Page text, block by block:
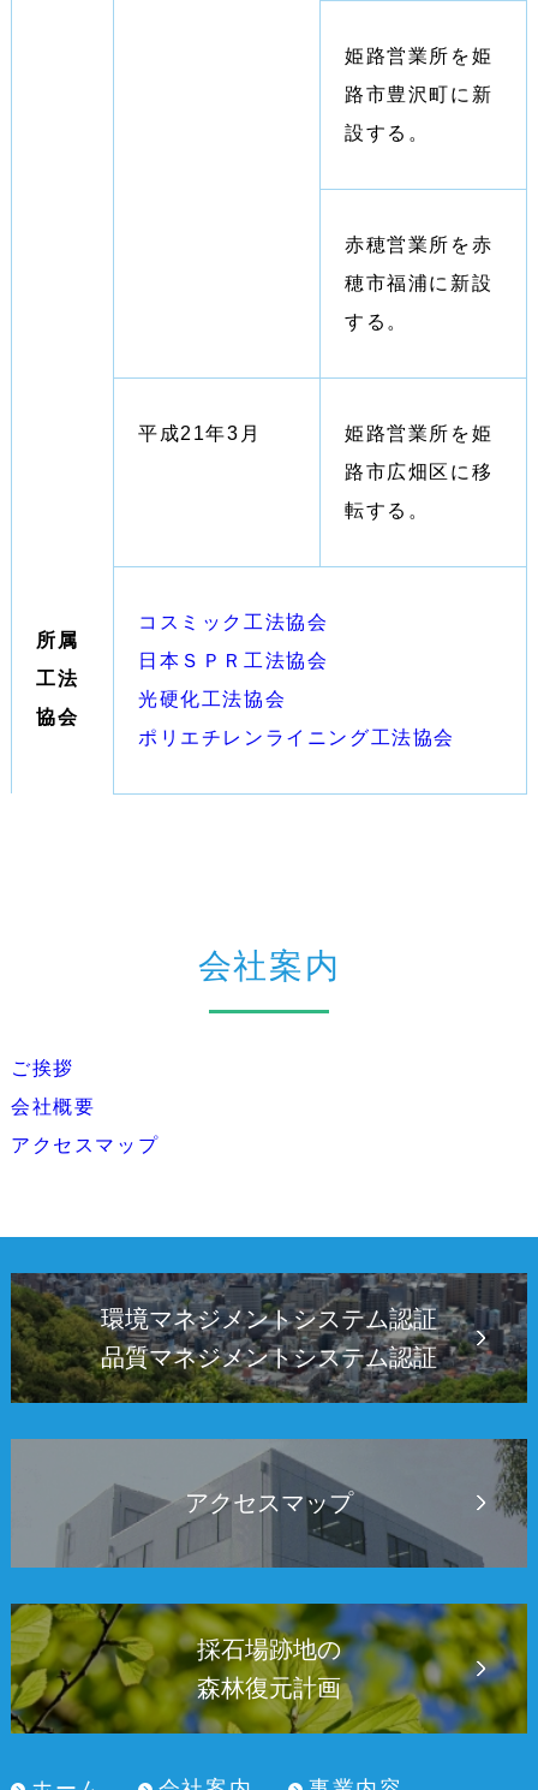
姫路営業所を姫
路市豊沢町に新
設する。
赤穂営業所を赤
穂市福浦に新設
する。
平成21年3月
姫路営業所を姫
路市広畑区に移
転する。
所属
工法
協会
コスミック工法協会
日本ＳＰＲ工法協会
光硬化工法協会
ポリエチレンライニング工法協会
会社案内
ご挨拶
会社概要
アクセスマップ
環境マネジメントシステム認証
品質マネジメントシステム認証
アクセスマップ
採石場跡地の
森林復元計画